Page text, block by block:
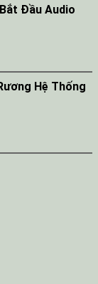
Đầu Audio
Hệ Thống